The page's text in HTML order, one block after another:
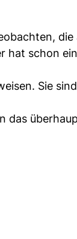
die
hat schon
Sie sind
das